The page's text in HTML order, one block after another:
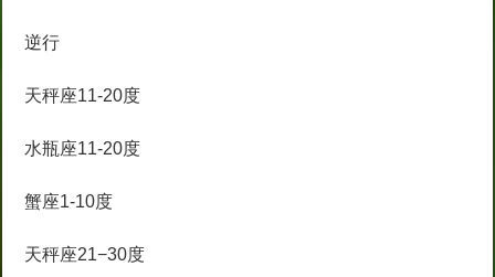
逆行
天秤座11-20度
水瓶座11-20度
蟹座1-10度
天秤座21−30度